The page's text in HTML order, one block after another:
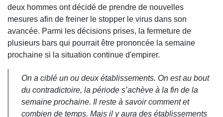
deux hommes ont décidé de prendre de nouvelles
mesures afin de freiner le stopper le virus dans son
avancée. Parmi les décisions prises, la fermeture de
plusieurs bars qui pourrait être prononcée la semaine
prochaine si la situation continue d'empirer.
On a ciblé un ou deux établissements. On est au bout
du contradictoire, la période s’achève à la fin de la
semaine prochaine. Il reste à savoir comment et
combien de temps. Mais il y aura des établissements